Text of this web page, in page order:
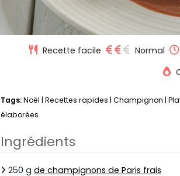
Recette facile Normal
Tags:Noël | Recettes rapides | Champignon |
élaborées
Ingrédients
250 g de champignons de Paris frais